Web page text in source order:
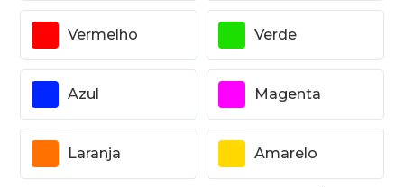
Vermelho Verde
Azul Magenta
Laranja Amarelo